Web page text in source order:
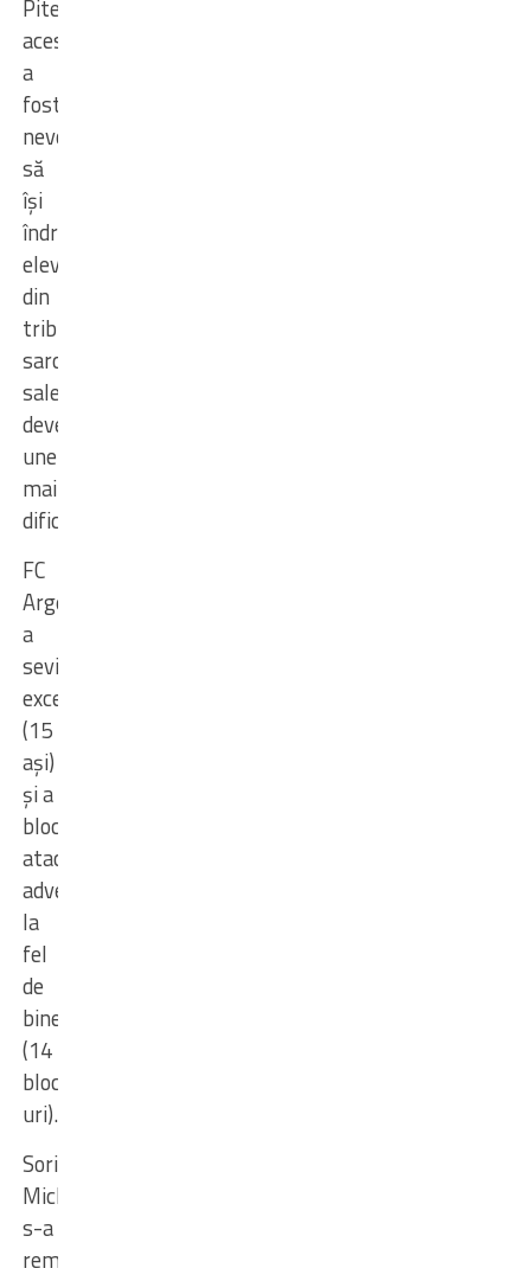
Pitești),
acesta
a
fost
nevoit
să
își
îndrume
elevele
din
tribune,
sarcinile
sale
devenind
unele
mai
dificile.
FC
Argeș
a
sevit
excelent
(15
ași)
și a
blocat
atacul
adversarelor
la
fel
de
bine
(14
block-
uri).
Sorina
Miclăuș
s-a
remarcat